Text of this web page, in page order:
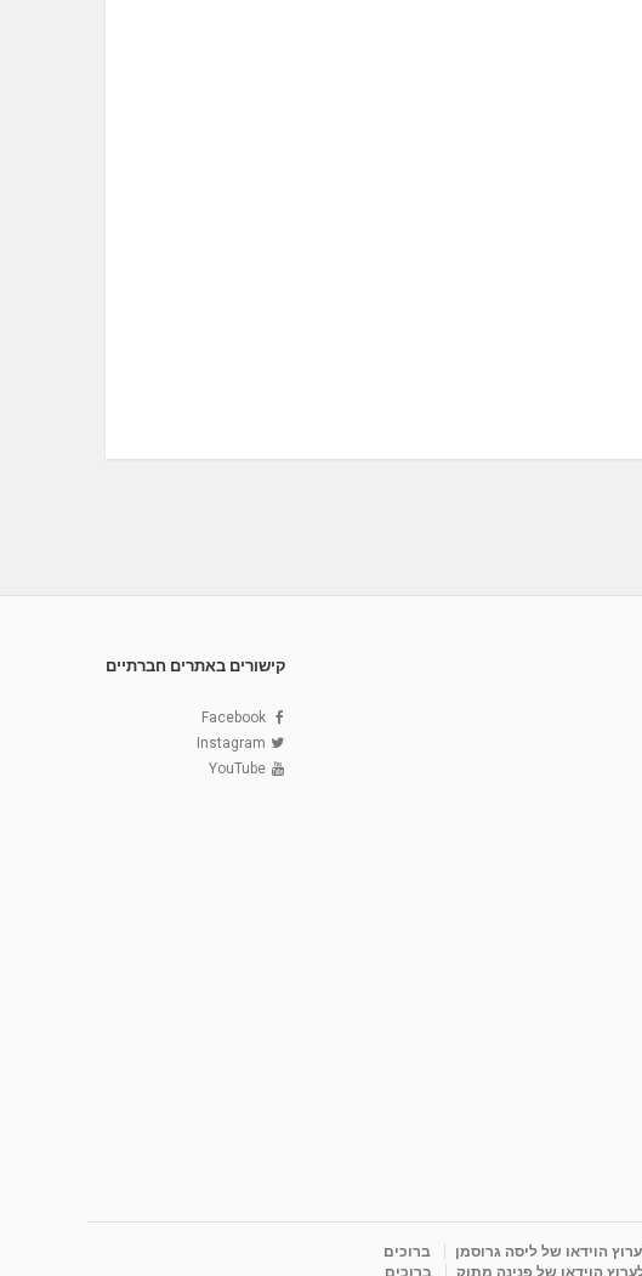
קישורים באתרים חברתיים
Facebook
Instagram
YouTube
הוידאו של ליסה גרוסמן
ברוכים
הוידאו של פנינה מתוק ברוכים